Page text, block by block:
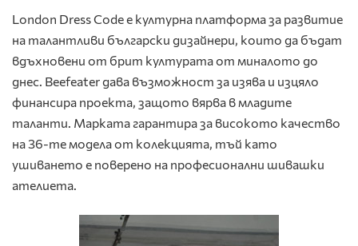
London Dress Code е културна платформа за развитие
на талантливи български дизайнери, които да бъдат
вдъхновени от брит културата от миналото до
днес. Beefeater дава възможност за изява и изцяло
финансира проекта, защото вярва в младите
таланти. Марката гарантира за високото качество
на 36-те модела от колекцията, тъй като
ушиването е поверено на професионални шивашки
ателиета.